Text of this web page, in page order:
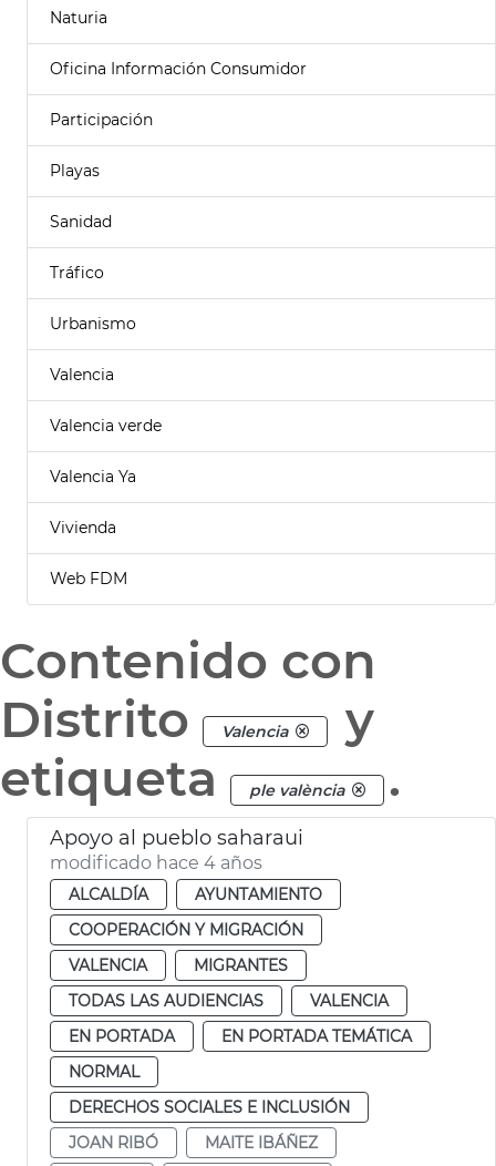
Naturia
Oficina Información Consumidor
Participación
Playas
Sanidad
Tráfico
Urbanismo
Valencia
Valencia verde
Valencia Ya
Vivienda
Web FDM
Contenido con
Distrito
Valencia
y
etiqueta
ple valència .
Apoyo al pueblo saharaui
modificado hace 4 años
ALCALDÍA
AYUNTAMIENTO
COOPERACIÓN Y MIGRACIÓN
VALENCIA
MIGRANTES
TODAS LAS AUDIENCIAS
VALENCIA
EN PORTADA
EN PORTADA TEMÁTICA
NORMAL
DERECHOS SOCIALES E INCLUSIÓN
JOAN RIBÓ
MAITE IBÁÑEZ